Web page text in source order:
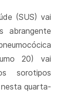
(SUS) vai
abrangente
20) vai
sorotipos
quarta-